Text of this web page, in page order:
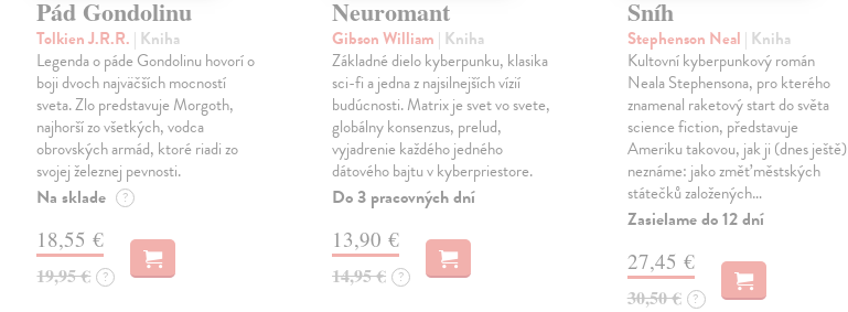
Pád Gondolinu
Tolkien J.R.R. | Kniha
Legenda o páde Gondolinu hovorí o
boji dvoch najväčších mocností
sveta. Zlo predstavuje Morgoth,
najhorší zo všetkých, vodca
obrovských armád, ktoré riadi zo
svojej železnej pevnosti.
Na sklade ?
18,55 €
19,95 € ?
Neuromant
Gibson William | Kniha
Základné dielo kyberpunku, klasika
sci-fi a jedna z najsilnejších vízií
budúcnosti. Matrix je svet vo svete,
globálny konsenzus, prelud,
vyjadrenie každého jedného
dátového bajtu v kyberpriestore.
Do 3 pracovných dní
13,90 €
14,95 € ?
Sníh
Stephenson Neal | Kniha
Kultovní kyberpunkový román
Neala Stephensona, pro kterého
znamenal raketový start do světa
science fiction, představuje
Ameriku takovou, jak ji (dnes ještě)
neznáme: jako změť městských
státečků založených…
Zasielame do 12 dní
27,45 €
30,50 € ?